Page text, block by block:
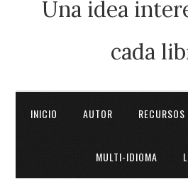
Una idea
cada
INICIO AUTOR RECURSOS
MULTI-IDIOMA